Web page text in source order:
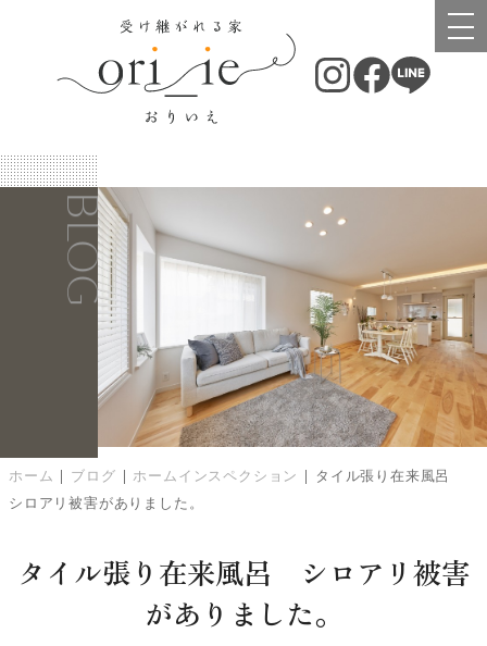
BLOG
ホーム | ブログ | ホームインスペクション | タイル張り在来風呂
シロアリ被害がありました。
タイル張り在来風呂 シロアリ被害
がありました。